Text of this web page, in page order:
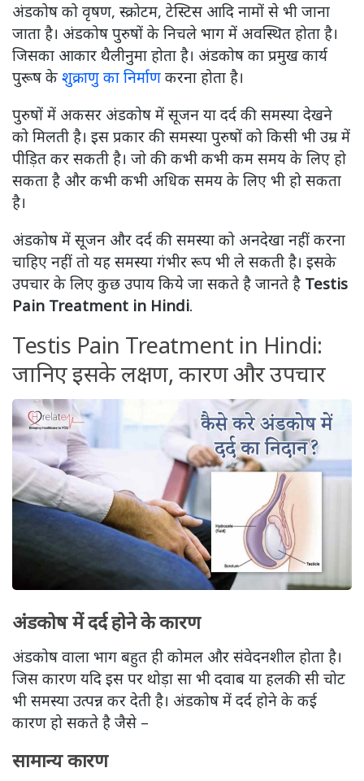
अंडकोष को वृषण, स्क्रोटम, टेस्टिस आदि नामों से भी जाना
जाता है। अंडकोष पुरुषों के निचले भाग में अवस्थित होता है।
जिसका आकार थैलीनुमा होता है। अंडकोष का प्रमुख कार्य
पुरूष के शुक्राणु का निर्माण करना होता है।
पुरुषों में अकसर अंडकोष में सूजन या दर्द की समस्या देखने
को मिलती है। इस प्रकार की समस्या पुरुषों को किसी भी उम्र में
पीड़ित कर सकती है। जो की कभी कभी कम समय के लिए हो
सकता है और कभी कभी अधिक समय के लिए भी हो सकता
है।
अंडकोष में सूजन और दर्द की समस्या को अनदेखा नहीं करना
चाहिए नहीं तो यह समस्या गंभीर रूप भी ले सकती है। इसके
उपचार के लिए कुछ उपाय किये जा सकते है जानते है Testis
Pain Treatment in Hindi.
Testis Pain Treatment in Hindi:
जानिए इसके लक्षण, कारण और उपचार
अंडकोष में दर्द होने के कारण
अंडकोष वाला भाग बहुत ही कोमल और संवेदनशील होता है।
जिस कारण यदि इस पर थोड़ा सा भी दवाब या हलकी सी चोट
भी समस्या उत्पन्न कर देती है। अंडकोष में दर्द होने के कई
कारण हो सकते है जैसे –
सामान्य कारण